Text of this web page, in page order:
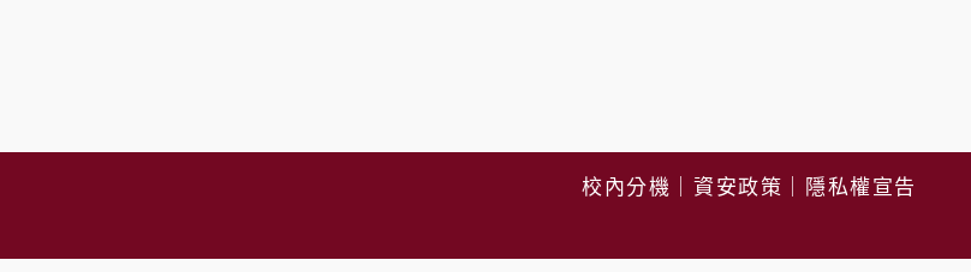
校內分機 資安政策 隱私權宣告